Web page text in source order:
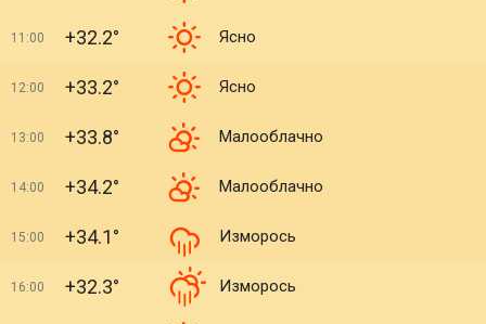
11:00 +32.2° Ясно
12:00 +33.2° Ясно
13:00 +33.8° Малооблачно
14:00 +34.2° Малооблачно
15:00 +34.1° Изморось
16:00 +32.3° Изморось